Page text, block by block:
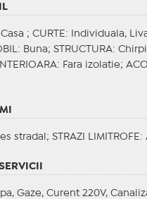
; CURTE : Individuala,
: Buna; STRUCTURA:
: Fara izolatie;
stradal; STRAZI LIMITROFE :
Gaze, Curent 220V,